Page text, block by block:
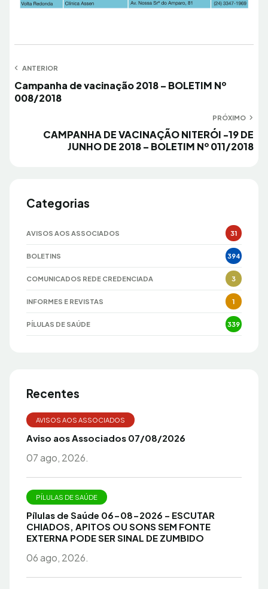
Navegação
de
Post
ANTERIOR
Anterior
Campanha de vacinação 2018 – BOLETIM Nº
008/2018
PRÓXIMO
PróximoCAMPANHA DE VACINAÇÃO NITERÓI -19 DE
JUNHO DE 2018 – BOLETIM Nº 011/2018
Categorias
AVISOS AOS ASSOCIADOS 31
BOLETINS 394
COMUNICADOS REDE CREDENCIADA 3
INFORMES E REVISTAS 1
PÍLULAS DE SAÚDE 339
Recentes
AVISOS AOS ASSOCIADOS
Aviso aos Associados 07/08/2026
07 ago, 2026.
PÍLULAS DE SAÚDE
Pílulas de Saúde 06-08-2026 – ESCUTAR
CHIADOS, APITOS OU SONS SEM FONTE
EXTERNA PODE SER SINAL DE ZUMBIDO
06 ago, 2026.